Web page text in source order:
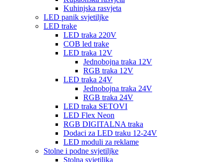
Kuhinjska rasvjeta
LED panik svjetiljke
LED trake
LED traka 220V
COB led trake
LED traka 12V
Jednobojna traka 12V
RGB traka 12V
LED traka 24V
Jednobojna traka 24V
RGB traka 24V
LED traka SETOVI
LED Flex Neon
RGB DIGITALNA traka
Dodaci za LED traku 12-24V
LED moduli za reklame
Stolne i podne svjetiljke
Stolna svjetiljka